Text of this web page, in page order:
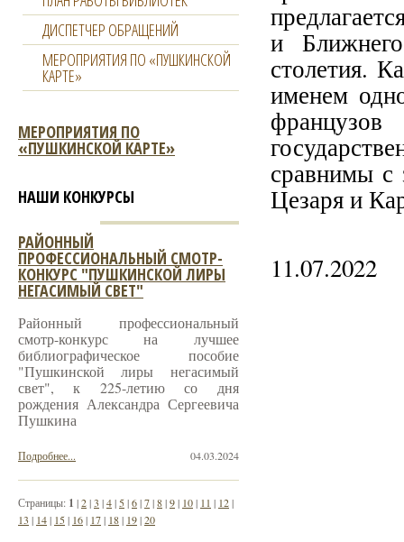
и
столетия.
именем
сравнимы с
Цезаря и
11.07.2022
ДИСПЕТЧЕР ОБРАЩЕНИЙ
МЕРОПРИЯТИЯ ПО «ПУШКИНСКОЙ
КАРТЕ»
МЕРОПРИЯТИЯ ПО
«ПУШКИНСКОЙ КАРТЕ»
НАШИ КОНКУРСЫ
РАЙОННЫЙ
ПРОФЕССИОНАЛЬНЫЙ СМОТР-
КОНКУРС "ПУШКИНСКОЙ ЛИРЫ
НЕГАСИМЫЙ СВЕТ"
Районный профессиональный
смотр-конкурс на лучшее
библиографическое пособие
"Пушкинской лиры негасимый
свет", к 225-летию со дня
рождения Александра Сергеевича
Пушкина
04.03.2024
Подробнее...
Страницы: 1 |2|3 |4| 5|6|7|8|9| 10| 11 | 12|
13 | 14| 15| 16| 17| 18| 19|20